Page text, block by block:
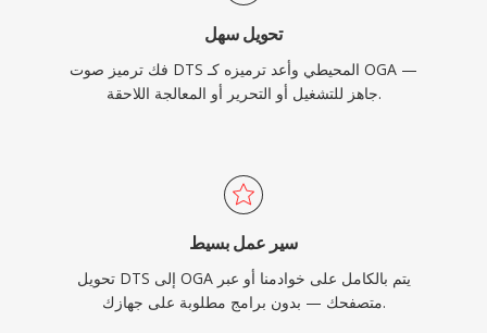
تحويل سهل
فك ترميز صوت DTS المحيطي وأعد ترميزه كـ OGA —
جاهز للتشغيل أو التحرير أو المعالجة اللاحقة.
سير عمل بسيط
تحويل DTS إلى OGA يتم بالكامل على خوادمنا أو عبر
متصفحك — بدون برامج مطلوبة على جهازك.